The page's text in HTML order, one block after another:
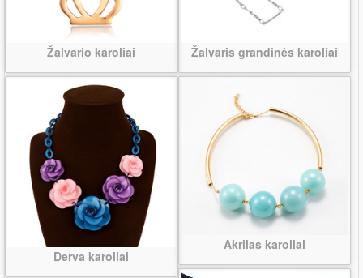
Žalvario karoliai Žalvaris grandinės karoliai
Derva karoliai
Akrilas karoliai